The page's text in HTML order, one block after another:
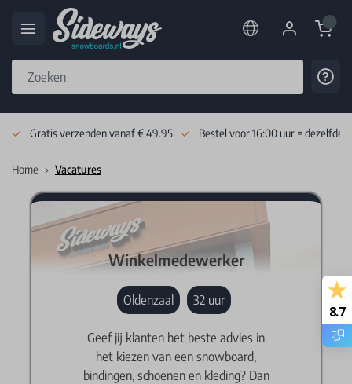
Cart
Gratis verzenden vanaf € 49.95 Bestel voor 16:00 uur = dezelfde
Home Vacatures
Winkelmedewerker
Oldenzaal 32 uur
Geef jij klanten het beste advies in
het kiezen van een snowboard,
bindingen, schoenen en kleding? Dan
8.7